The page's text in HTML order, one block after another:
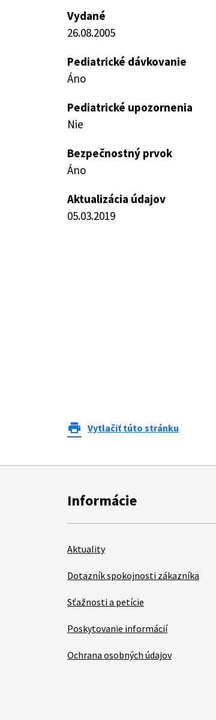
Vydané
26.08.2005
Pediatrické dávkovanie
Áno
Pediatrické upozornenia
Nie
Bezpečnostný prvok
Áno
Aktualizácia údajov
05.03.2019
print Vytlačiť túto stránku
Informácie
Aktuality
Dotazník spokojnosti zákazníka
Sťažnosti a petície
Poskytovanie informácií
Ochrana osobných údajov